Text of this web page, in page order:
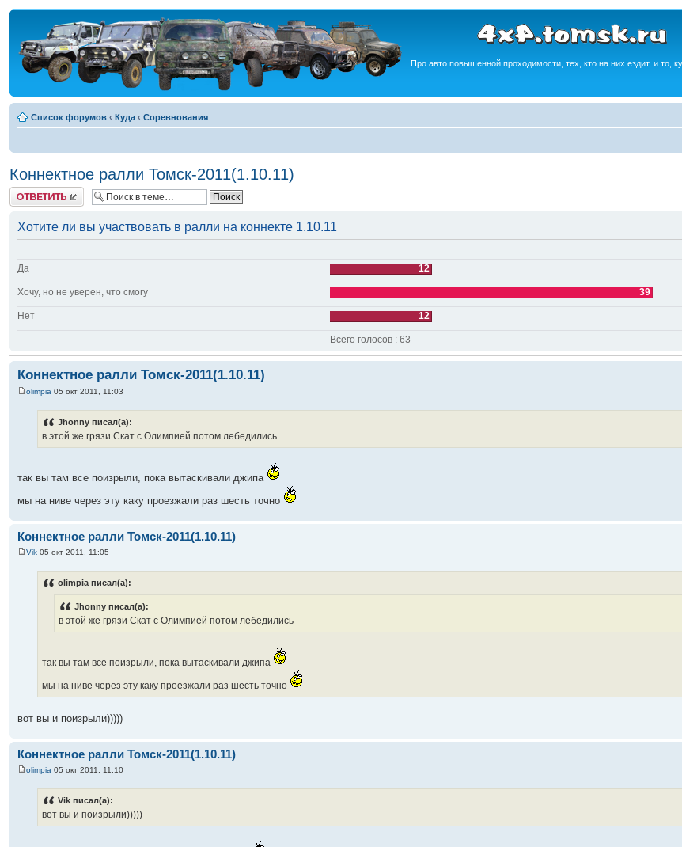
Про авто повышенной проходимости, тех, кто на них ездит, и то,
Список форумов ‹ Куда ‹ Соревнования
Коннектное ралли Томск-2011(1.10.11)
Ответить
Хотите ли вы участвовать в ралли на коннекте 1.10.11
Да 12
Хочу, но не уверен, что смогу 39
Нет 12
Всего голосов : 63
Коннектное ралли Томск-2011(1.10.11)
olimpia 05 окт 2011, 11:03
Jhonny писал(а):
в этой же грязи Скат с Олимпией потом лебедились
так вы там все поизрыли, пока вытаскивали джипа
мы на ниве через эту каку проезжали раз шесть точно
Коннектное ралли Томск-2011(1.10.11)
Vik 05 окт 2011, 11:05
olimpia писал(а):
Jhonny писал(а):
в этой же грязи Скат с Олимпией потом лебедились
так вы там все поизрыли, пока вытаскивали джипа
мы на ниве через эту каку проезжали раз шесть точно
вот вы и поизрыли)))))
Коннектное ралли Томск-2011(1.10.11)
olimpia 05 окт 2011, 11:10
Vik писал(а):
вот вы и поизрыли)))))